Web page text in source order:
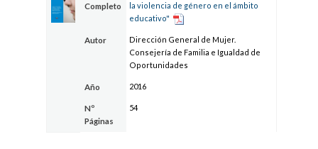
Completo
la violencia de género en el ámbito
educativo"
Autor
Dirección General de Mujer.
Consejería de Familia e Igualdad de
Oportunidades
Año 2016
Nº
Páginas
54